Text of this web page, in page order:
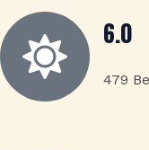
6.0
479